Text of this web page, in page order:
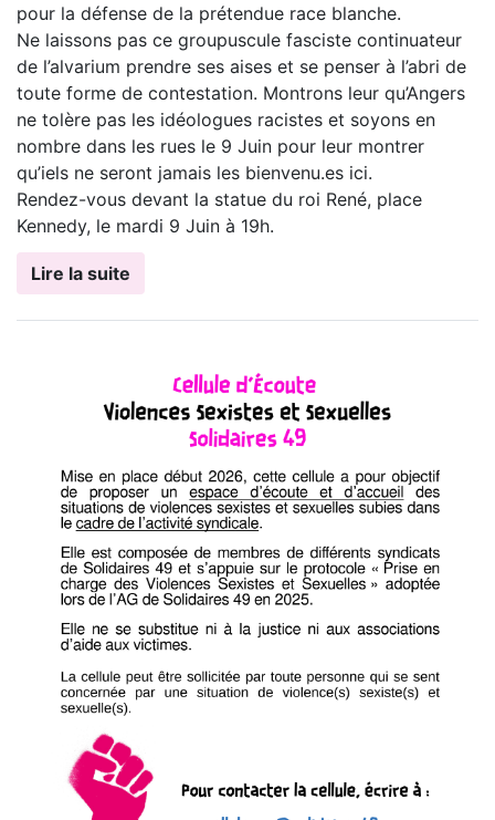
pour la défense de la prétendue race blanche.
Ne laissons pas ce groupuscule fasciste continuateur
de l’alvarium prendre ses aises et se penser à l’abri de
toute forme de contestation. Montrons leur qu’Angers
ne tolère pas les idéologues racistes et soyons en
nombre dans les rues le 9 Juin pour leur montrer
qu’iels ne seront jamais les bienvenu.es ici.
Rendez-vous devant la statue du roi René, place
Kennedy, le mardi 9 Juin à 19h.
Lire la suite